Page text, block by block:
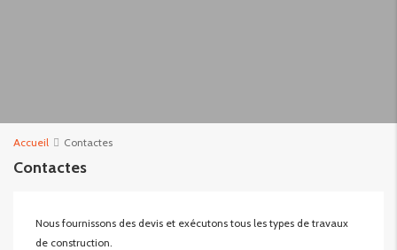
Accueil Contactes
Contactes
Nous fournissons des devis et exécutons tous les types de travaux
de construction.